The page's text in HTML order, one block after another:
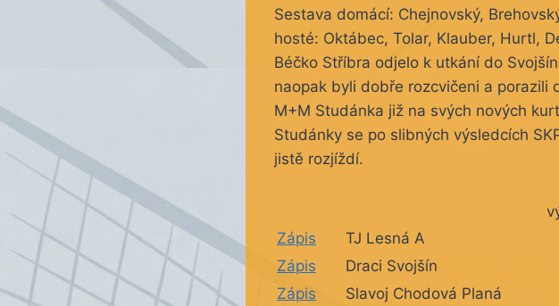
Sestava domácí: Chejnovský,
hosté: Oktábec, Tolar, Klauber, Hurtl,
Béčko Stříbra odjelo k utkání do
naopak byli dobře rozcvičeni a porazili
M+M Studánka již na svých nových
Studánky se po slibných výsledcích
jistě rozjíždí.
Zápis
TJ Lesná A
Zápis
Draci Svojšín
Zápis
Slavoj Chodová Planá